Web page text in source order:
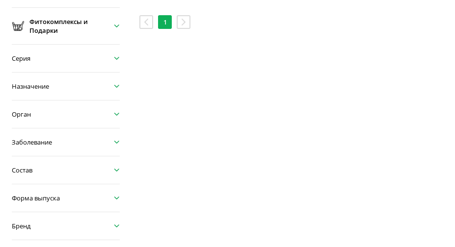
Фитокомплексы и
Подарки
Серия
Назначение
Орган
Заболевание
Состав
Форма выпуска
Бренд
1